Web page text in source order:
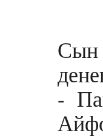
Сын
-